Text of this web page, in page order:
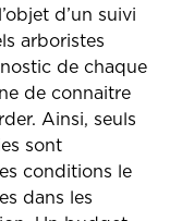
d’un suivi
arboristes
de chaque
de connaitre
Ainsi, seuls
sont
conditions le
dans les